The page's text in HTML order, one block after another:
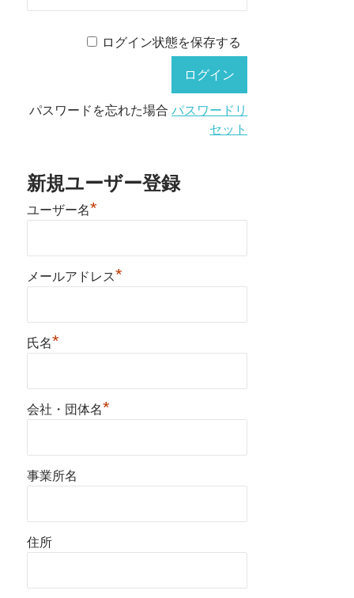
ログイン状態を保存する
パスワードを忘れた場合パスワードリ
セット
新規ユーザー登録
ユーザー名*
メールアドレス*
氏名*
会社・団体名*
事業所名
住所